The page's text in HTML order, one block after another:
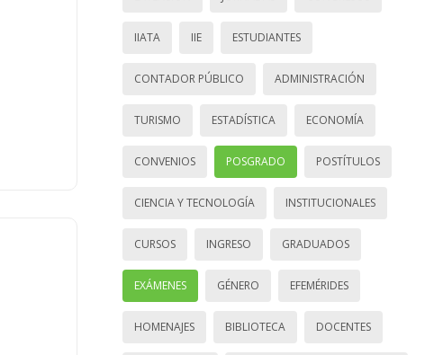
IIATA IIE ESTUDIANTES
CONTADOR PÚBLICO ADMINISTRACIÓN
TURISMO ESTADÍSTICA ECONOMÍA
CONVENIOS POSGRADO POSTÍTULOS
CIENCIA Y TECNOLOGÍA INSTITUCIONALES
CURSOS INGRESO GRADUADOS
EXÁMENES GÉNERO EFEMÉRIDES
HOMENAJES BIBLIOTECA DOCENTES